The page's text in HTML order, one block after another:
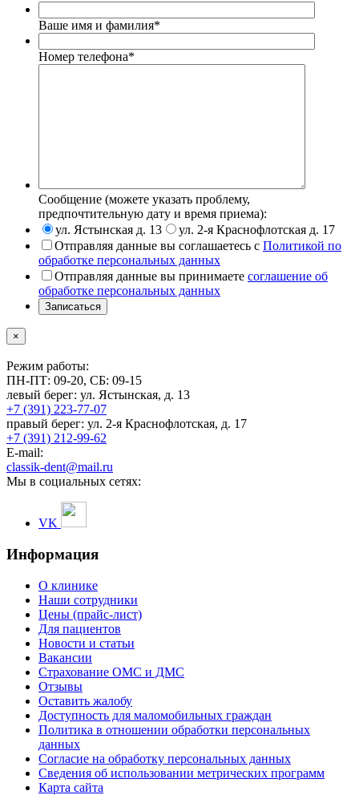
Ваше имя и фамилия*
Номер телефона*
Сообщение (можете указать проблему,
предпочтительную дату и время приема):
ул. Ястынская д. 13
ул. 2-я Краснофлотская д. 17
Отправляя данные вы соглашаетесь с Политикой по
обработке персональных данных
Отправляя данные вы принимаете соглашение об
обработке персональных данных
Записаться
×
Режим работы:
ПН-ПТ: 09-20, СБ: 09-15
левый берег: ул. Ястынская, д. 13
+7 (391) 223-77-07
правый берег: ул. 2-я Краснофлотская, д. 17
+7 (391) 212-99-62
E-mail:
classik-dent@mail.ru
Мы в социальных сетях:
VK
Информация
О клинике
Наши сотрудники
Цены (прайс-лист)
Для пациентов
Новости и статьи
Вакансии
Страхование ОМС и ДМС
Отзывы
Оставить жалобу
Доступность для маломобильных граждан
Политика в отношении обработки персональных
данных
Согласие на обработку персональных данных
Сведения об использовании метрических программ
Карта сайта